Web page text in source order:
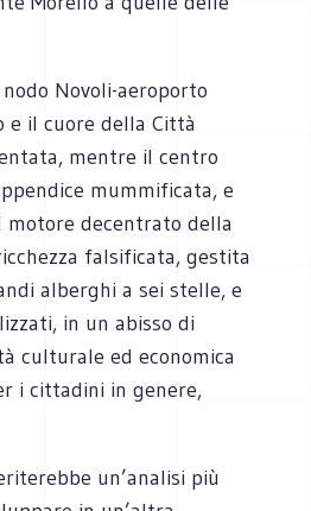
Novoli-aeroporto
e il cuore della Città
mentre il centro
mummificata, e
motore decentrato della
falsificata, gestita
alberghi a sei stelle, e
in un abisso di
culturale ed economica
i cittadini in genere,
un’analisi più